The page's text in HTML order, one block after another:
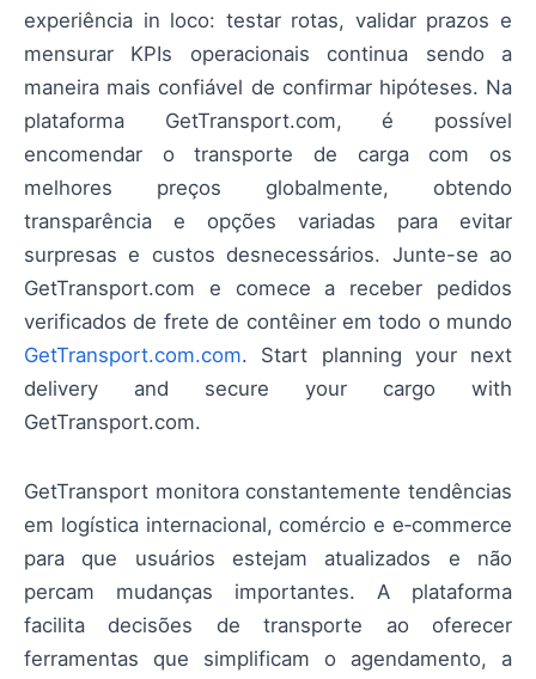
experiência in loco: testar rotas, validar prazos e
mensurar KPIs operacionais continua sendo a
maneira mais confiável de confirmar hipóteses. Na
plataforma GetTransport.com, é possível
encomendar o transporte de carga com os
melhores preços globalmente, obtendo
transparência e opções variadas para evitar
surpresas e custos desnecessários. Junte-se ao
GetTransport.com e comece a receber pedidos
verificados de frete de contêiner em todo o mundo
GetTransport.com.com. Start planning your next
delivery and secure your cargo with
GetTransport.com.
GetTransport monitora constantemente tendências
em logística internacional, comércio e e‑commerce
para que usuários estejam atualizados e não
percam mudanças importantes. A plataforma
facilita decisões de transporte ao oferecer
ferramentas que simplificam o agendamento, a